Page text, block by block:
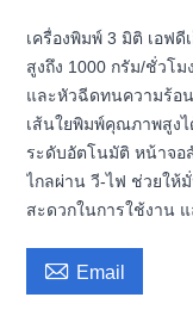
เครื่องพิมพ์ 3 มิติ เอฟ
สูงถึง 1000 กรัม/ชั่วโ
และหัวฉีดทนความร้อน
เส้นใยพิมพ์คุณภาพสูง
ระดับอัตโนมัติ หน้าจอ
ไกลผ่าน วี-ไฟ ช่วยให้
สะดวกในการใช้งาน
 Email